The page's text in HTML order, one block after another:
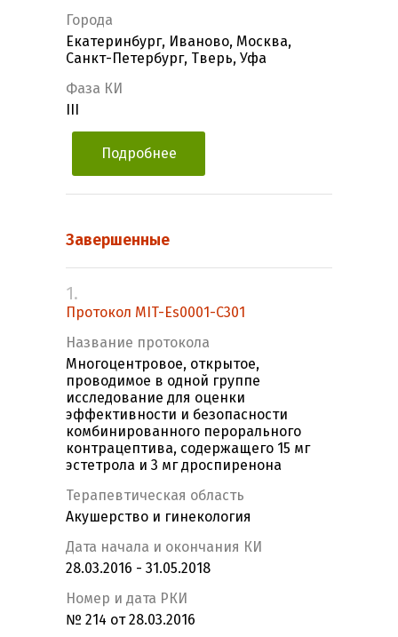
Города
Екатеринбург, Иваново, Москва,
Санкт-Петербург, Тверь, Уфа
Фаза КИ
Подробнее
Завершенные
1.
Протокол MIT-Es0001-C301
Название протокола
Многоцентровое, открытое,
проводимое в одной группе
исследование для оценки
эффективности и безопасности
комбинированного перорального
контрацептива, содержащего 15 мг
эстетрола и 3 мг дроспиренона
Терапевтическая область
Акушерство и гинекология
Дата начала и окончания КИ
28.03.2016 - 31.05.2018
Номер и дата РКИ
№ 214 от 28.03.2016